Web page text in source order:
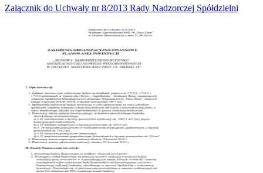
Załącznik do Uchwały nr 8/2013 Rady Nadzorczej Spółdzielni